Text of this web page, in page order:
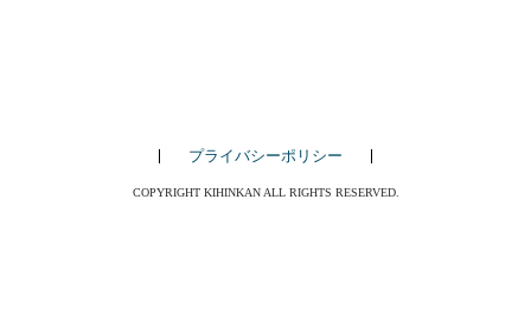
プライバシーポリシー
COPYRIGHT KIHINKAN ALL RIGHTS RESERVED.